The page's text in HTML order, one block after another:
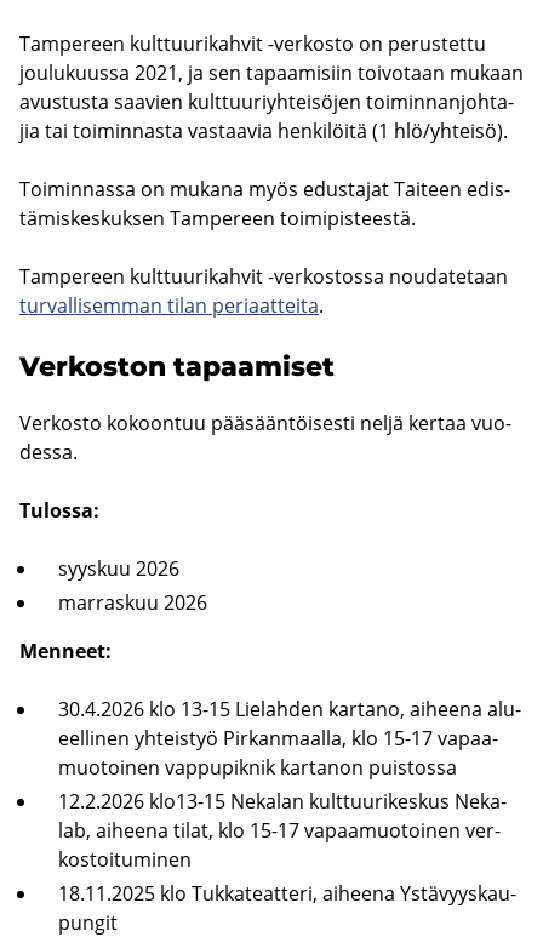
Tam­pe­reen kult­tuu­ri­kah­vit -​verkosto on pe­rus­tet­tu
jou­lu­kuus­sa 2021, ja sen ta­paa­mi­siin toi­vo­taan mu­kaan
avus­tus­ta saa­vien kult­tuu­riyh­tei­sö­jen toi­min­nan­joh­ta­
jia tai toi­min­nas­ta vas­taa­via hen­ki­löi­tä (1 hlö/yh­tei­sö).
Toi­min­nas­sa on mu­ka­na myös edus­ta­jat Tai­teen edis­
tä­mis­kes­kuk­sen Tam­pe­reen toi­mi­pis­tees­tä.
Tam­pe­reen kult­tuu­ri­kah­vit -​verkostossa nou­da­te­taan
tur­val­li­sem­man tilan pe­ri­aat­tei­ta.
Ver­kos­ton ta­paa­mi­set
Ver­kos­to ko­koon­tuu pää­sään­töi­ses­ti neljä ker­taa vuo­
des­sa.
Tu­los­sa:
syys­kuu 2026
mar­ras­kuu 2026
Men­neet:
30.4.2026 klo 13-15 Lie­lah­den kar­ta­no, ai­hee­na alu­
eel­li­nen yh­teis­työ Pir­kan­maal­la, klo 15-17 va­paa­
muo­toi­nen vap­pu­pik­nik kar­ta­non puis­tos­sa
12.2.2026 klo13-15 Ne­ka­lan kult­tuu­ri­kes­kus Ne­ka­
lab, ai­hee­na tilat, klo 15-17 va­paa­muo­toi­nen ver­
kos­toi­tu­mi­nen
18.11.2025 klo Tuk­ka­teat­te­ri, ai­hee­na Ys­tä­vyys­kau­
pun­git